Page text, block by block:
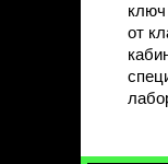
от